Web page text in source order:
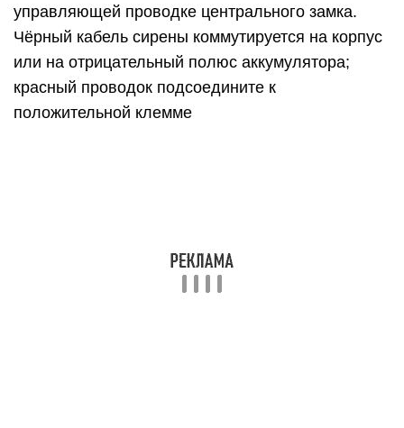
управляющей проводке центрального замка.
Чёрный кабель сирены коммутируется на корпус
или на отрицательный полюс аккумулятора;
красный проводок подсоедините к
положительной клемме